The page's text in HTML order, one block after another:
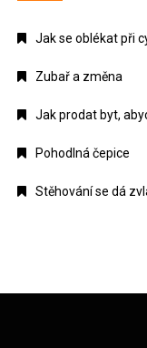
Jak se oblékat při
Zubař a změna
Jak prodat byt,
Pohodlná čepice
Stěhování se dá